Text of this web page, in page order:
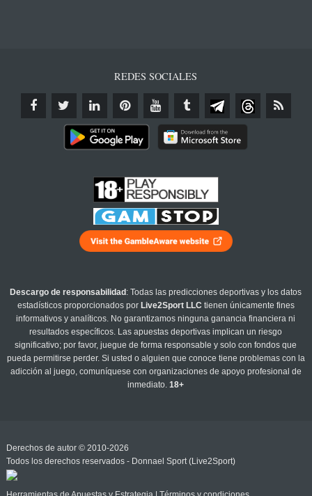
REDES SOCIALES
Descargo de responsabilidad : Todas las predicciones deportivas y los datos
estadísticos proporcionados por Live2Sport LLC tienen únicamente fines
informativos y analíticos. No garantizamos ninguna ganancia financiera ni
resultados específicos. Las apuestas deportivas implican un riesgo
significativo; por favor, juegue de forma responsable y solo con fondos que
pueda permitirse perder. Si usted o alguien que conoce tiene problemas con la
adicción al juego, comuníquese con organizaciones de apoyo profesional de
inmediato.18+
Derechos de autor © 2010-2026
Todos los derechos reservados - Donnael Sport (Live2Sport)